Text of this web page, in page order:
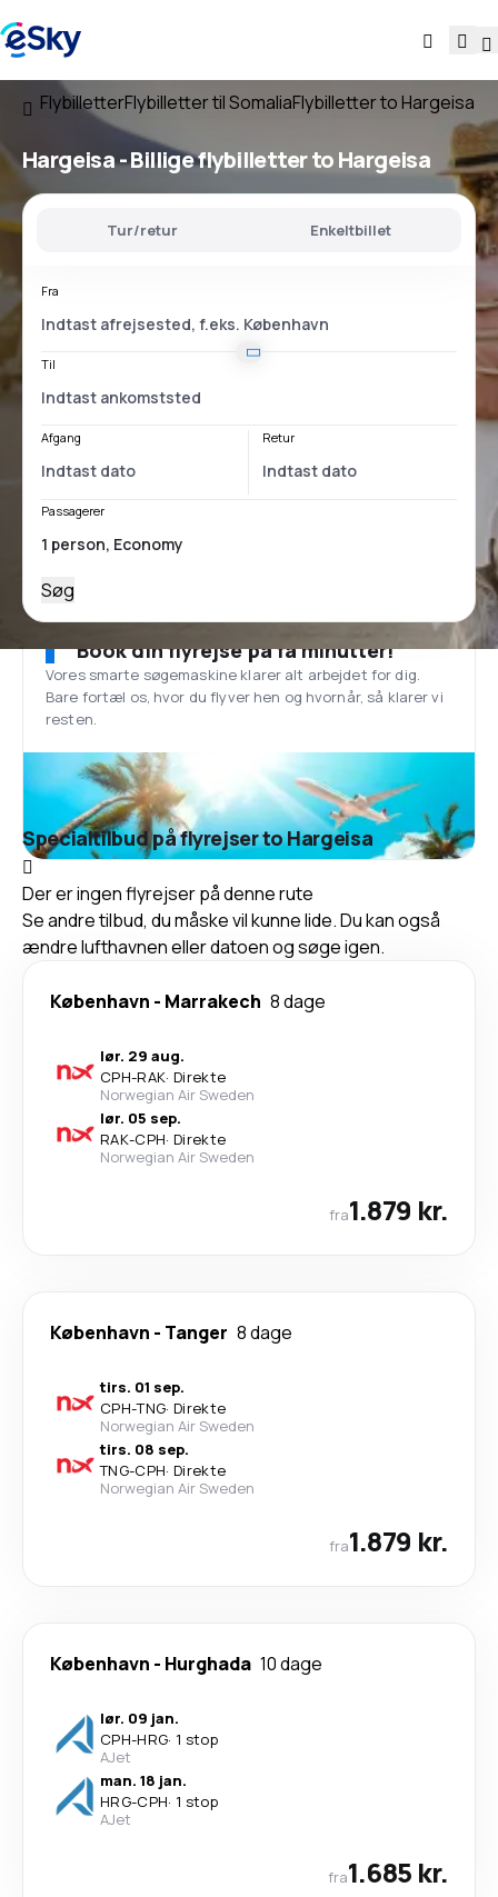
FlybilletterFlybilletter til SomaliaFlybilletter to Hargeisa
Hargeisa - Billige flybilletter to Hargeisa
Tur/retur Enkeltbillet
Fra
Til
Afgang Retur
Passagerer
Søg
Book din flyrejse på få minutter!
Vores smarte søgemaskine klarer alt arbejdet for dig.
Bare fortæl os, hvor du flyver hen og hvornår, så klarer vi
resten.
Specialtilbud på flyrejser to Hargeisa
Der er ingen flyrejser på denne rute
Se andre tilbud, du måske vil kunne lide. Du kan også
ændre lufthavnen eller datoen og søge igen.
København - Marrakech 8 dage
lør. 29 aug.
CPH-RAK· Direkte
Norwegian Air Sweden
lør. 05 sep.
RAK-CPH· Direkte
Norwegian Air Sweden
fra1.879 kr.
København - Tanger 8 dage
tirs. 01 sep.
CPH-TNG· Direkte
Norwegian Air Sweden
tirs. 08 sep.
TNG-CPH· Direkte
Norwegian Air Sweden
fra1.879 kr.
København - Hurghada 10 dage
lør. 09 jan.
CPH-HRG· 1 stop
AJet
man. 18 jan.
HRG-CPH· 1 stop
AJet
fra1.685 kr.